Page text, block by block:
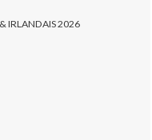
IRLANDAIS 2026